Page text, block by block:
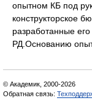
опытном КБ под
конструкторское
разработанные
РД.Основанию
© Академик, 2000-2026
Обратная связь: